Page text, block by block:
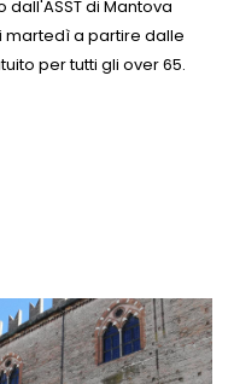
di Mantova
martedì a partire dalle
per tutti gli over 65.